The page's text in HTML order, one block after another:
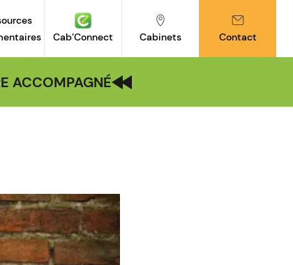
Cab’Connect Cabinets Contact
ACCOMPAGNÉ